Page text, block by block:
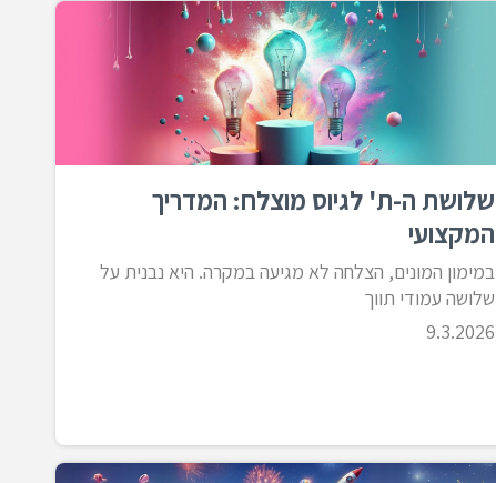
אז איך עושים פרויקט מימון המונים מוצלח? ריכזנו
עבורכם את כל התוכן, המידע והטיפים שלנו לבניה וניהול
של הפרויקט שלכם.
מוזמנים להצטרף לקהילות שלנו:
בניית עמוד הגיוס
הפודקאסט שלנו
שלושת ה-ת' לגיוס מוצלח: המדריך
המקצועי
במימון המונים, הצלחה לא מגיעה במקרה. היא נבנית על
שלושה עמודי תווך
9.3.2026